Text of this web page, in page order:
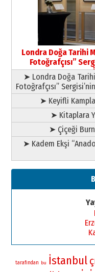
09 Temmuz
Yusuf POLAT
yazar
11 Mayıs 2026
Londra Doğa Tarihi
Fotoğrafçısı”
➤ Londra Doğa Tarihi
Fotoğrafçısı”
➤ Keyifli
➤ Kitaplara
➤ Çiçeği
➤ Kadem Ekşi
tarafından bu İstanbul